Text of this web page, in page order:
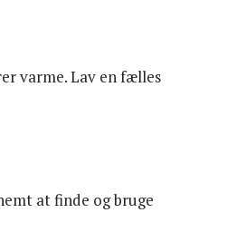
varme. Lav en fælles
at finde og bruge